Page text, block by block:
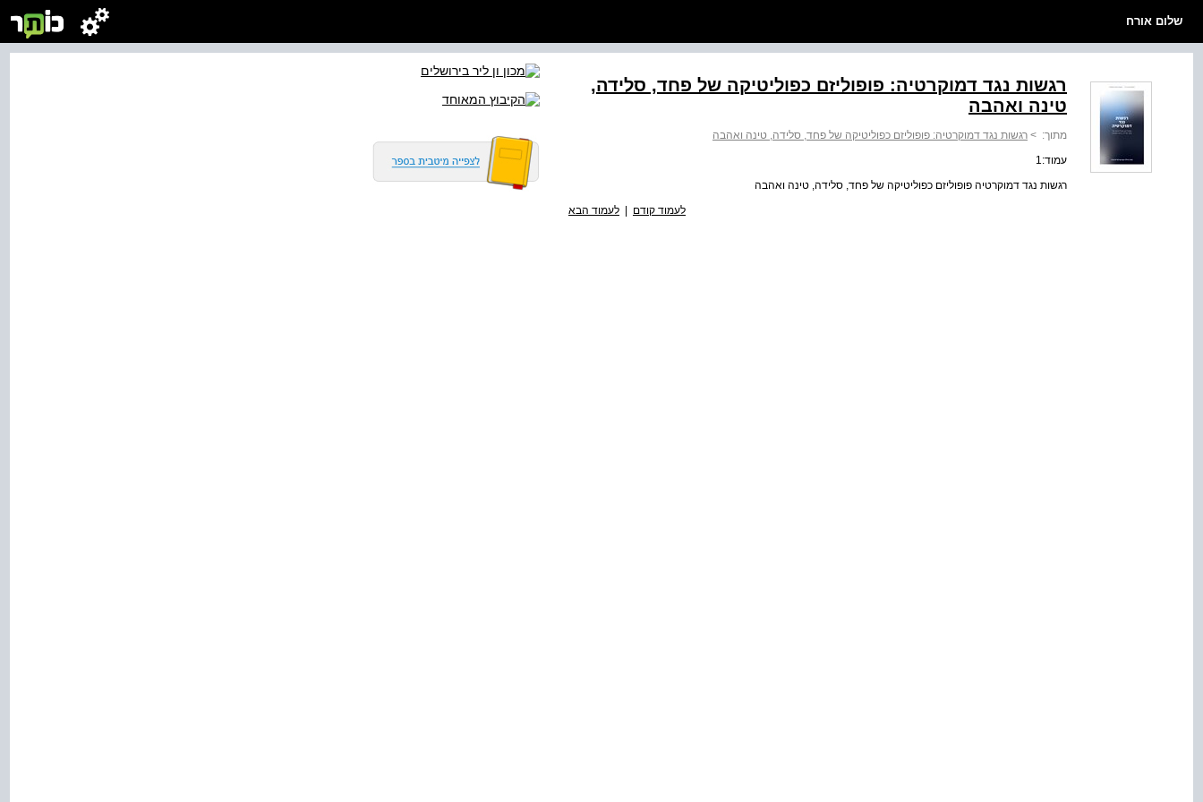
שלום אורח
רגשות נגד דמוקרטיה: פופוליזם כפוליטיקה של פחד, סלידה,
טינה ואהבה
מתוך: > רגשות נגד דמוקרטיה: פופוליזם כפוליטיקה של פחד, סלידה, טינה ואהבה
עמוד:1
רגשות נגד דמוקרטיה פופוליזם כפוליטיקה של פחד, סלידה, טינה ואהבה
לעמוד קודם | לעמוד הבא